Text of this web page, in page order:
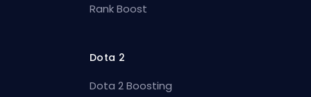
Rank Boost
Dota 2
Dota 2 Boosting